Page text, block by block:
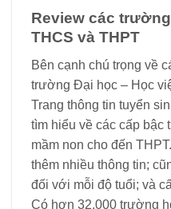
Review các
THCS và THPT
Bên cạnh chú trọng về
trường Đại học – Học
Trang thông tin tuyển
tìm hiểu về các cấp bậc
mầm non cho đến
thêm nhiều thông tin;
đối với mỗi độ tuổi; và
Có hơn 32.000 trường